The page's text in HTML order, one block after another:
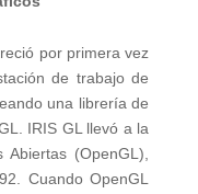
por primera vez
de trabajo de
una librería de
IRIS GL llevó a la
(OpenGL),
Cuando OpenGL